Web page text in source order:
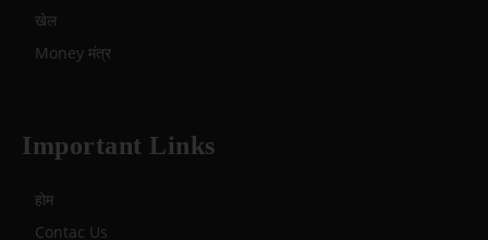
खेल
Money मंत्र
Important Links
होम
Contac Us